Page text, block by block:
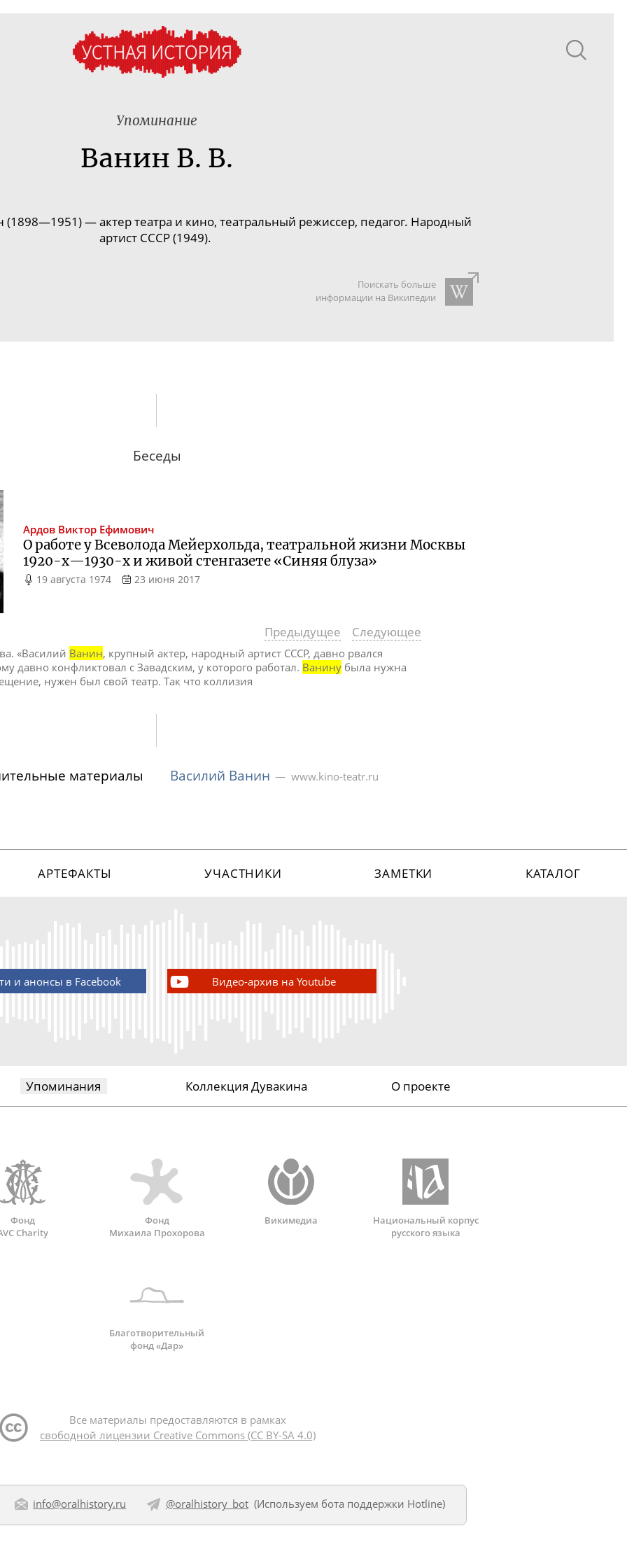
Упоминание
Ванин В. В.
— актер театра и кино, театральный режиссер, педагог. Народный
артист СССР (1949).
Поискать больше
информации на Википедии
Беседы
Ардов Виктор Ефимович
О работе у Всеволода Мейерхольда, театральной жизни Москвы
1920-х—1930-хи живой стенгазете «Синяя блуза»
19 августа 1974 23 июня 2017
Предыдущее Следующее
«Василий Ванин, крупный актер, народный артист СССР, давно рвался
давно конфликтовал с Завадским, у которого работал. Ванину была нужна
нужен был свой театр. Так что коллизия
материалы Василий Ванин www.kino-teatr.ru
АРТЕФАКТЫ УЧАСТНИКИ ЗАМЕТКИ КАТАЛОГ
и анонсы в Facebook Видео-архив на Youtube
Упоминания Коллекция Дувакина О проекте
Фонд
Charity
Фонд
Михаила Прохорова
Викимедиа
Национальный корпус
русского языка
Благотворительный
фонд «Дар»
Все материалы предоставляются в рамках
свободной лицензии Creative Commons (CC BY-SA 4.0)
info@oralhistory.ru @oralhistory_bot(Используем бота поддержки Hotline)